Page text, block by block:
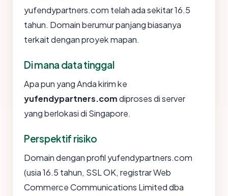
yufendypartners.com telah ada sekitar 16.5
tahun. Domain berumur panjang biasanya
terkait dengan proyek mapan.
Di mana data tinggal
Apa pun yang Anda kirim ke
yufendypartners.comdiproses di server
yang berlokasi di Singapore.
Perspektif risiko
Domain dengan profil yufendypartners.com
(usia 16.5 tahun, SSL OK, registrar Web
Commerce Communications Limited dba